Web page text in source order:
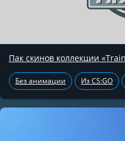
Пак скинов коллекции
Без анимации Из CS:GO